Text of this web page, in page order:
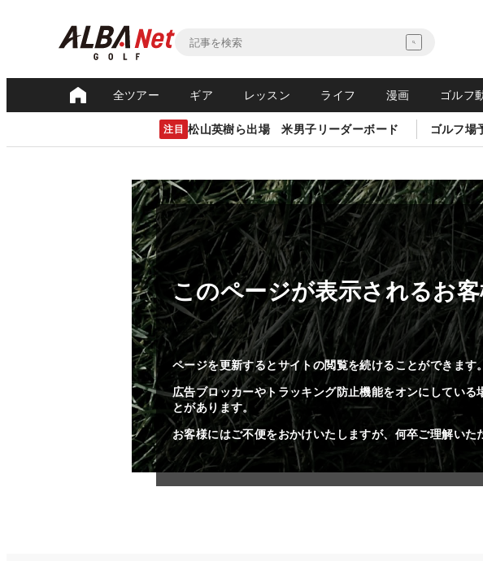
全ツアー ギア レッスン ライフ 漫画 ゴルフ
注目 松山英樹ら出場 米男子リーダーボード ゴルフ場
このページが表示されるお
ページを更新するとサイトの閲覧を続けることができます。
広告ブロッカーやトラッキング防止機能をオンにしている
とがあります。
お客様にはご不便をおかけいたしますが、何卒ご理解いた